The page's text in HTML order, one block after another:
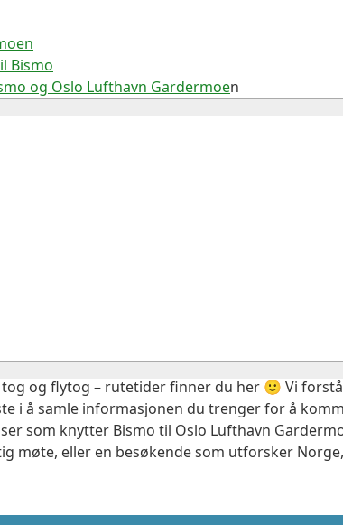
Bismo
og Oslo Lufthavn Gardermoen
og flytog – rutetider finner du her 🙂 Vi
i å samle informasjonen du trenger for å
som knytter Bismo til Oslo Lufthavn
møte, eller en besøkende som utforsker